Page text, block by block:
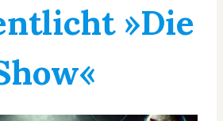
»Die